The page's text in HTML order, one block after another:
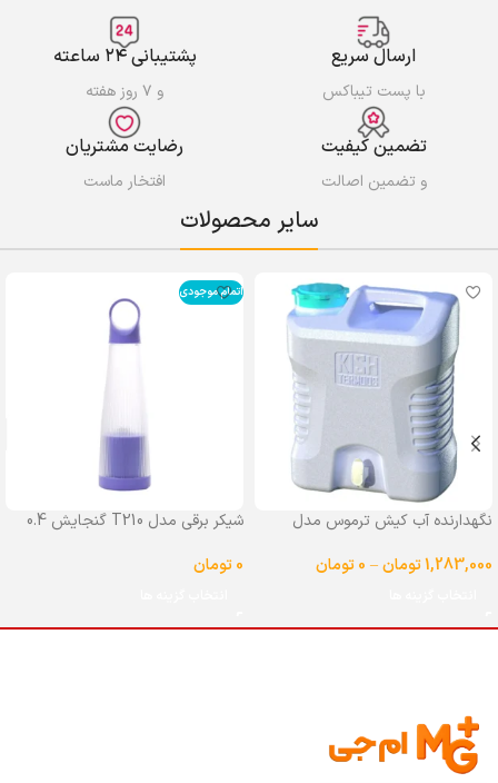
ارسال سریع
با پست تیباکس
پشتیبانی ۲۴ ساعته
و ۷ روز هفته
تضمین کیفیت
و تضمین اصالت
رضایت مشتریان
افتخار ماست
سایر محصولات
نگهدارنده آب کیش ترموس مدل
1,283,000تومان–
0تومان
اتمام موجودی
شیکر برقی مدل T210 گنجایش 0.4
0تومان